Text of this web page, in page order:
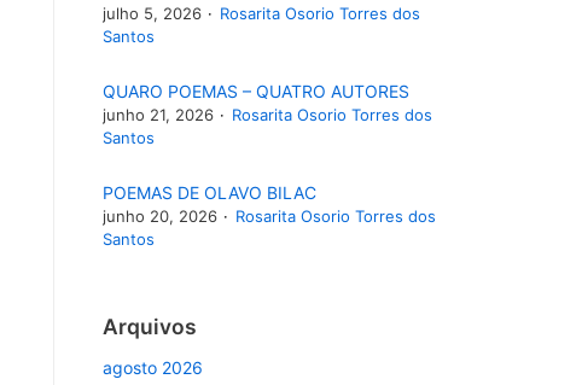
julho 5, 2026
Rosarita Osorio Torres dos
Santos
QUARO POEMAS – QUATRO AUTORES
junho 21, 2026
Rosarita Osorio Torres dos
Santos
POEMAS DE OLAVO BILAC
junho 20, 2026
Rosarita Osorio Torres dos
Santos
Arquivos
agosto 2026